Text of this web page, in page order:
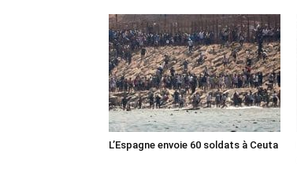
L’Espagne envoie 60 soldats à Ceuta